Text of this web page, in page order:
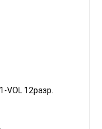
VOL 12разр.